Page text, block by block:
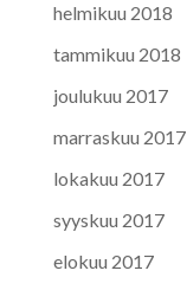
helmikuu 2018
tammikuu 2018
joulukuu 2017
marraskuu 2017
lokakuu 2017
syyskuu 2017
elokuu 2017